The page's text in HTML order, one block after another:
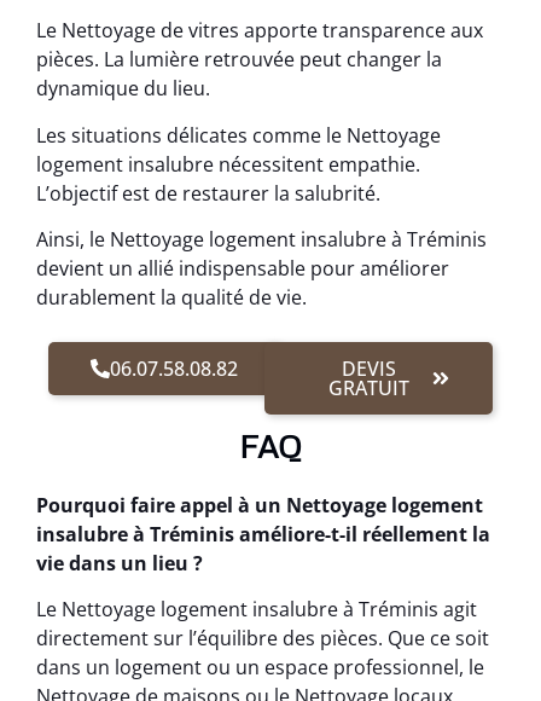
Le Nettoyage de vitres apporte transparence aux
pièces. La lumière retrouvée peut changer la
dynamique du lieu.
Les situations délicates comme le Nettoyage
logement insalubre nécessitent empathie.
L’objectif est de restaurer la salubrité.
Ainsi, le Nettoyage logement insalubre à Tréminis
devient un allié indispensable pour améliorer
durablement la qualité de vie.
06.07.58.08.82 DEVIS
GRATUIT
FAQ
Pourquoi faire appel à un Nettoyage logement
insalubre à Tréminis améliore-t-il réellement la
vie dans un lieu ?
Le Nettoyage logement insalubre à Tréminis agit
directement sur l’équilibre des pièces. Que ce soit
dans un logement ou un espace professionnel, le